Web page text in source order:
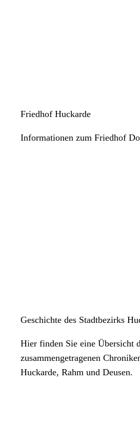
Friedhof Huckarde
Informationen zum Friedhof
Geschichte des Stadtbezirks
Hier finden Sie eine Übersicht
zusammengetragenen
Huckarde, Rahm und Deusen.